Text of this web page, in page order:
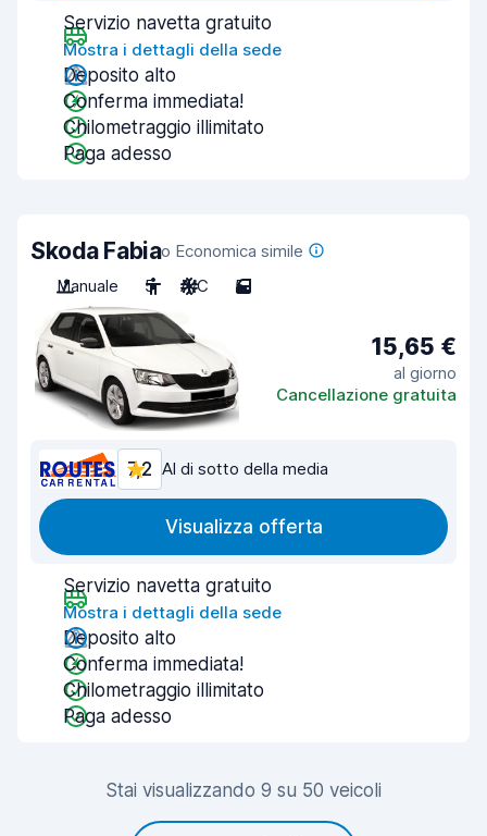
Servizio navetta gratuito
Mostra i dettagli della sede
Deposito alto
Conferma immediata!
Chilometraggio illimitato
Paga adesso
Skoda Fabiao Economica simile
Manuale
5 A/C 5
15,65 €
al giorno
Cancellazione gratuita
7,2 Al di sotto della media
Visualizza offerta
Servizio navetta gratuito
Mostra i dettagli della sede
Deposito alto
Conferma immediata!
Chilometraggio illimitato
Paga adesso
Stai visualizzando 9 su 50 veicoli